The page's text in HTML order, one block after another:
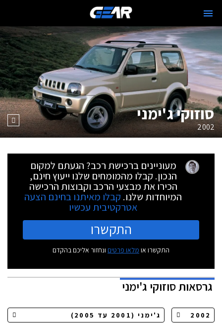
סוזוקי ג'ימני
2002
מעוניינים ברכישת רכב? הגעתם למקום
הנכון. קבלו מהמומחים שלנו ייעוץ חינם,
הכירו את מבצעי הרכב וקבוצות הרכישה
המיוחדות שלנו. קבלו מאיתנו בחינם הצעה
אטרקטיבית עכשיו
התקשרו
התקשרו או מלאו פרטים ונחזור אליכם בהקדם
גרסאותסוזוקי ג'ימני